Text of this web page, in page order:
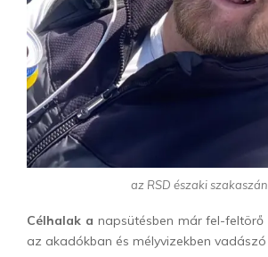
az RSD északi szakaszán
Célhalak a napsütésben már fel-feltörő
az akadókban és mélyvizekben vadászó